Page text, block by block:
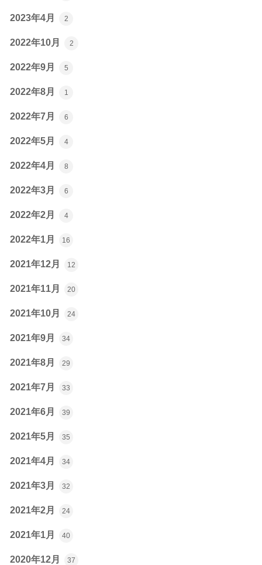
2023年4月 2
2022年10月 2
2022年9月 5
2022年8月 1
2022年7月 6
2022年5月 4
2022年4月 8
2022年3月 6
2022年2月 4
2022年1月 16
2021年12月 12
2021年11月 20
2021年10月 24
2021年9月 34
2021年8月 29
2021年7月 33
2021年6月 39
2021年5月 35
2021年4月 34
2021年3月 32
2021年2月 24
2021年1月 40
2020年12月 37